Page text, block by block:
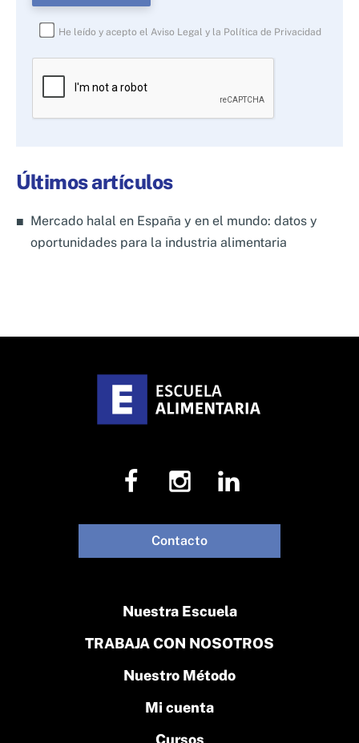
He leído y acepto el Aviso Legal y la Política de Privacidad
favor,
deja
vacío.
Últimos artículos
Mercado halal en España y en el mundo: datos y
oportunidades para la industria alimentaria
Nuestra Escuela
TRABAJA CON NOSOTROS
Nuestro Método
Mi cuenta
Cursos
Contacto